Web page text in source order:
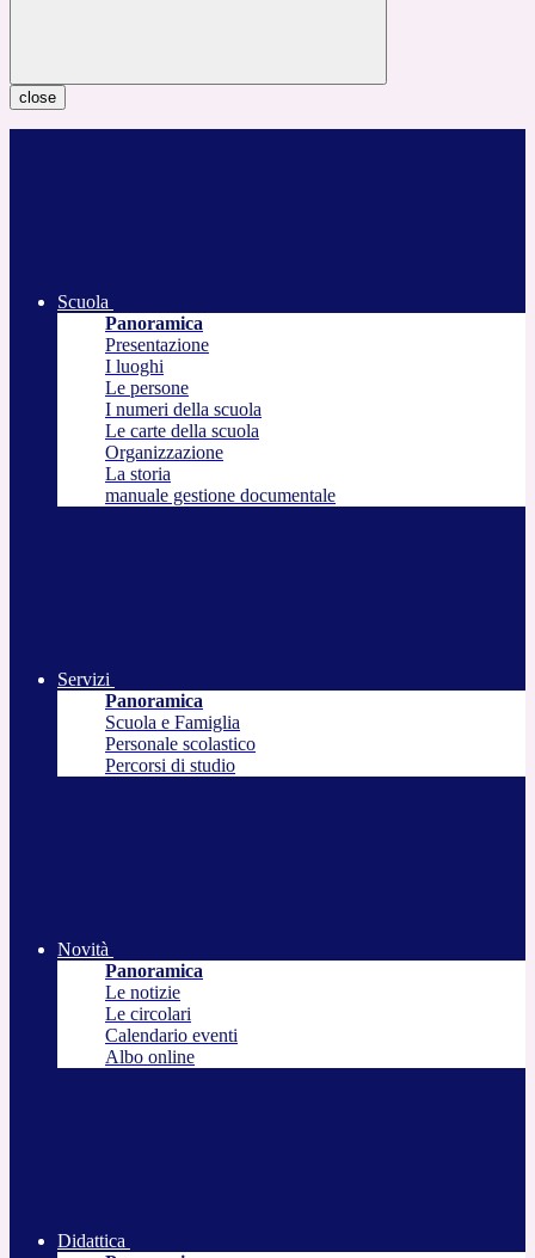
close
Scuola
Panoramica
Presentazione
I luoghi
Le persone
I numeri della scuola
Le carte della scuola
Organizzazione
La storia
manuale gestione documentale
Servizi
Panoramica
Scuola e Famiglia
Personale scolastico
Percorsi di studio
Novità
Panoramica
Le notizie
Le circolari
Calendario eventi
Albo online
Didattica